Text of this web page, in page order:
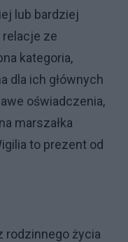
lub bardziej
ze
kategoria,
dla ich głównych
oświadczenia,
marszałka
to prezent od
rodzinnego życia